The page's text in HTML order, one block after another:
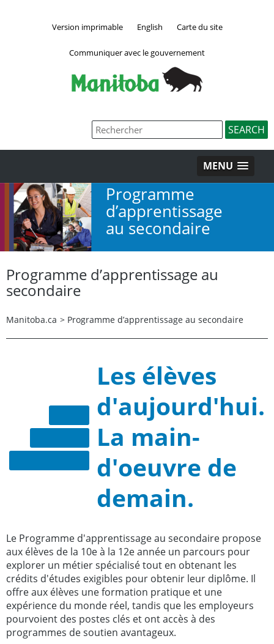
Version imprimable English Carte du site
Communiquer avec le gouvernement
MENU
Programme
d’apprentissage
au secondaire
Programme d’apprentissage au
secondaire
Manitoba.ca > Programme d’apprentissage au secondaire
Les élèves
d'aujourd'hui.
La main-
d'oeuvre de
demain.
Le Programme d'apprentissage au secondaire propose
aux élèves de la 10e à la 12e année un parcours pour
explorer un métier spécialisé tout en obtenant les
crédits d'études exigibles pour obtenir leur diplôme. Il
offre aux élèves une formation pratique et une
expérience du monde réel, tandis que les employeurs
pourvoient des postes clés et ont accès à des
programmes de soutien avantageux.